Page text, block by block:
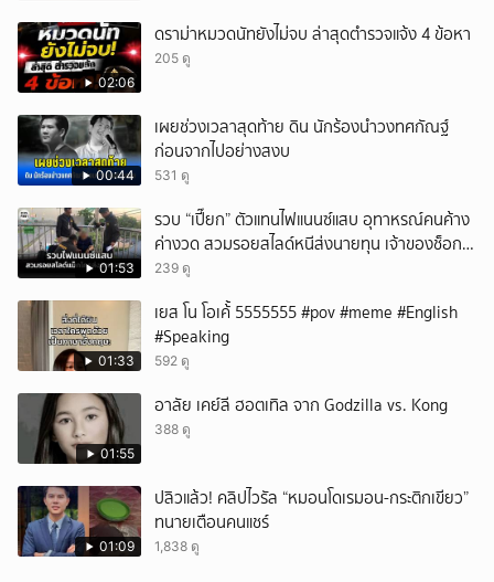
02:06
ดราม่าหมวดนัทยังไม่จบ ล่าสุดตำรวจแจ้ง 4 ข้อหา
205 ดู
00:44
เผยช่วงเวลาสุดท้าย ดิน นักร้องนำวงทศกัณฐ์
ก่อนจากไปอย่างสงบ
531 ดู
01:53
รวบ “เปี๊ยก” ตัวแทนไฟแนนซ์แสบ อุทาหรณ์คนค้าง
ค่างวด สวมรอยสไลด์หนีส่งนายทุน เจ้าของช็อก
หนี้ยังอยู่ - รถปลิว เสียหายกว่า 600,000 บาท
239 ดู
01:33
เยส โน โอเค้้้้ 5555555 #pov #meme #English
#Speaking
592 ดู
01:55
อาลัย เคย์ลี ฮอตเทิล จาก Godzilla vs. Kong
388 ดู
01:09
ปลิวแล้ว! คลิปไวรัล “หมอนโดเรมอน-กระติกเขียว”
ทนายเตือนคนแชร์
1,838 ดู